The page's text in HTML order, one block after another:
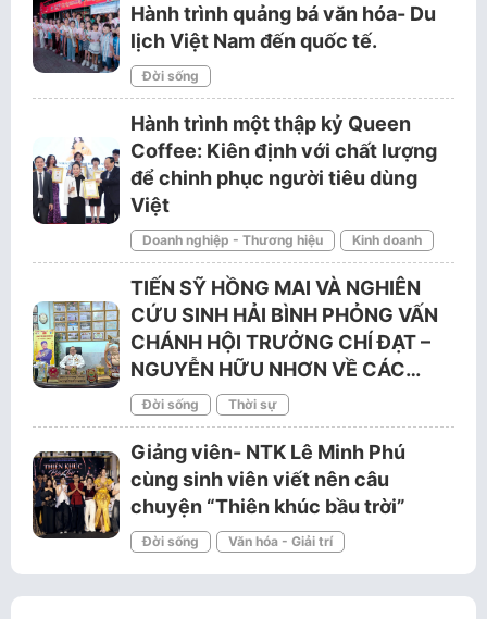
Hành trình quảng bá văn hóa- Du
lịch Việt Nam đến quốc tế.
Đời sống
Hành trình một thập kỷ Queen
Coffee: Kiên định với chất lượng
để chinh phục người tiêu dùng
Việt
Doanh nghiệp - Thương hiệu Kinh doanh
TIẾN SỸ HỒNG MAI VÀ NGHIÊN
CỨU SINH HẢI BÌNH PHỎNG VẤN
CHÁNH HỘI TRƯỞNG CHÍ ĐẠT –
NGUYỄN HỮU NHƠN VỀ CÁC…
Đời sống Thời sự
Giảng viên- NTK Lê Minh Phú
cùng sinh viên viết nên câu
chuyện “Thiên khúc bầu trời”
Đời sống Văn hóa - Giải trí